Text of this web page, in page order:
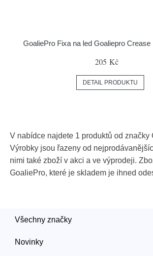
GoaliePro Fixa na led Goaliepro
205 Kč
DETAIL PRODUKTU
V nabídce najdete 1 produktů od značky
Výrobky jsou řazeny od
nimi také zboží v akci a ve výprodeji.
GoaliePro, které je skladem je ihned
Všechny značky
Novinky